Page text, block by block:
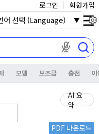
차
다.
마이크 권한이
로그인 회원가입
모델 보조금 충전 이
AI 요
약
PDF 다운로드
어 선택 (Language)